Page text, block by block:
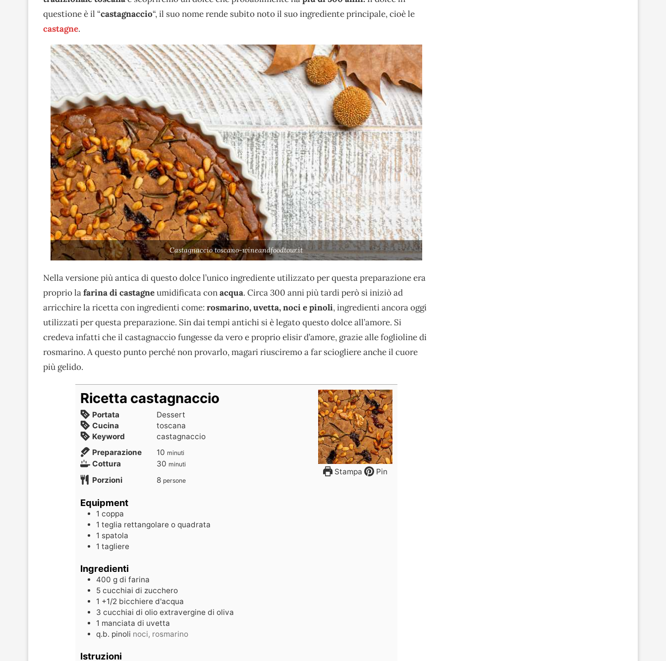
questione è il “castagnaccio“, il suo nome rende subito noto il suo ingrediente principale, cioè le
castagne.
Castagnaccio toscano-wineandfoodtour.it
Nella versione più antica di questo dolce l’unico ingrediente utilizzato per questa preparazione era
proprio lafarina di castagneumidificata conacqua. Circa 300 anni più tardi però si iniziò ad
arricchire la ricetta con ingredienti come: rosmarino, uvetta, noci e pinoli, ingredienti ancora oggi
utilizzati per questa preparazione. Sin dai tempi antichi si è legato questo dolce all’amore. Si
credeva infatti che il castagnaccio fungesse da vero e proprio elisir d’amore, grazie alle foglioline di
rosmarino. A questo punto perché non provarlo, magari riusciremo a far sciogliere anche il cuore
più gelido.
Stampa Pin
Ricetta castagnaccio
Portata
Dessert
Cucina
toscana
Keyword
castagnaccio
Preparazione
10 minuti
Cottura 30 minuti
Porzioni 8 persone
Equipment
1 coppa
1 teglia rettangolare o quadrata
1 spatola
1 tagliere
Ingredienti
400 g di farina
5 cucchiai di zucchero
1 +1/2 bicchiere d'acqua
3 cucchiai di olio extravergine di oliva
1 manciata di uvetta
q.b. pinoli noci, rosmarino
Istruzioni